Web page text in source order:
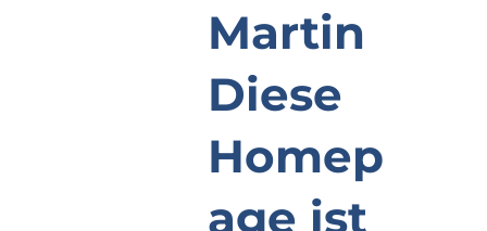
Martin
Diese
Homep
age ist